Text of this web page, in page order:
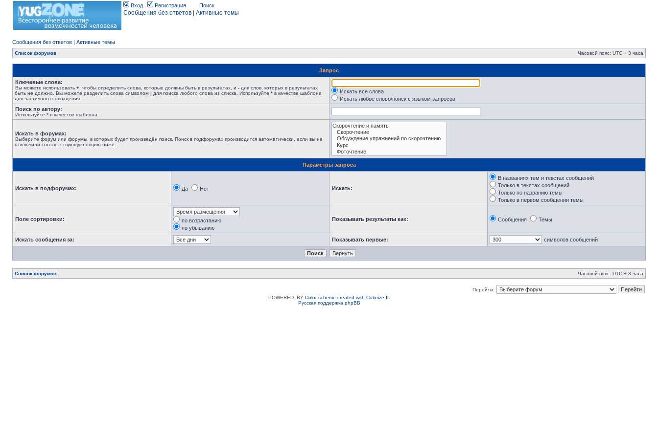
Вход Регистрация Поиск
Сообщения без ответов Активные темы
Сообщения без ответов | Активные темы
Список форумов Часовой пояс: UTC + 3 часа
Запрос
Ключевые слова:
Вы можете использовать + , чтобы определить слова, которые должны быть в результатах, и - для слов, которых в результатах
быть не должно. Вы можете разделить слова символом | для поиска любого слова из списка. Используйте * в качестве шаблона
для частичного совпадения.
Искать все слова
Искать любое слово/поиск с языком запросов
Поиск по автору:
Используйте * в качестве шаблона.
Искать в форумах:
Выберите форум или форумы, в которых будет произведён поиск. Поиск в подфорумах производится автоматически, если вы не
отключили соответствующую опцию ниже.
Параметры запроса
Искать в подфорумах: Да Нет Искать:
В названиях тем и текстах сообщений
Только в текстах сообщений
Только по названию темы
Только в первом сообщении темы
Поле сортировки:
по возрастанию
по убыванию
Показывать результаты как: Сообщения Темы
Искать сообщения за: Показывать первые: символов сообщений
Список форумов Часовой пояс: UTC + 3 часа
Перейти:
POWERED_BY Color scheme created with Colorize It.
Русская поддержка phpBB